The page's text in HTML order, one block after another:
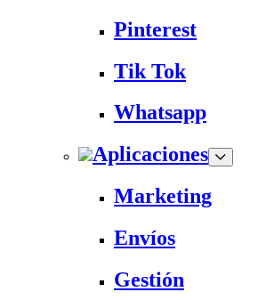
Pinterest
Tik Tok
Whatsapp
Aplicaciones
Marketing
Envíos
Gestión